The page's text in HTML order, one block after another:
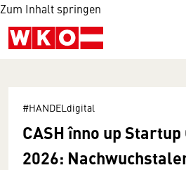
Zum Inhalt springen
#HANDELdigital
CASH înno up
2026: